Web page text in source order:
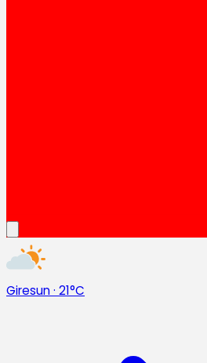
Giresun· 21°C